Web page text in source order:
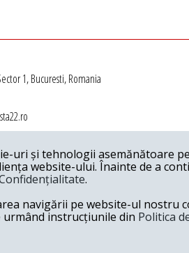
1, Bucuresti, Romania
editata de
uri și tehnologii asemănătoare
website-ului. Înainte de a
.
navigării pe website-ul nostru
urmând instrucțiunile din Politica